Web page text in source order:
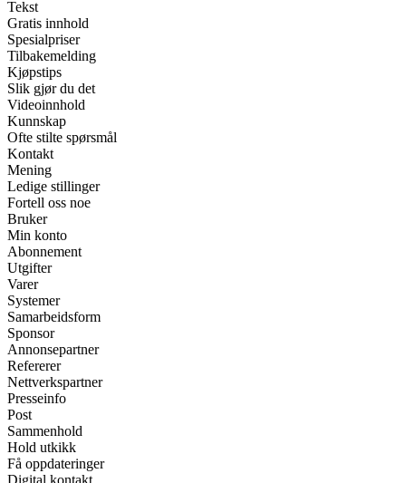
Tekst
Gratis innhold
Spesialpriser
Tilbakemelding
Kjøpstips
Slik gjør du det
Videoinnhold
Kunnskap
Ofte stilte spørsmål
Kontakt
Mening
Ledige stillinger
Fortell oss noe
Bruker
Min konto
Abonnement
Utgifter
Varer
Systemer
Samarbeidsform
Sponsor
Annonsepartner
Refererer
Nettverkspartner
Presseinfo
Post
Sammenhold
Hold utkikk
Få oppdateringer
Digital kontakt